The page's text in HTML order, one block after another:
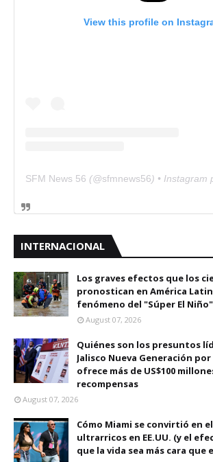
View this profile on
SFM News 56 (@sfmnews56) • Instagram
INTERNACIONAL
Los graves efectos que los
pronostican en América
fenómeno del "Súper El Niño"
August 07, 2026
Quiénes son los presuntos
Jalisco Nueva Generación por
ofrece más de US$100
recompensas
August 07, 2026
Cómo Miami se convirtió en
ultrarricos en EE.UU. (y el
que la vida sea más cara que